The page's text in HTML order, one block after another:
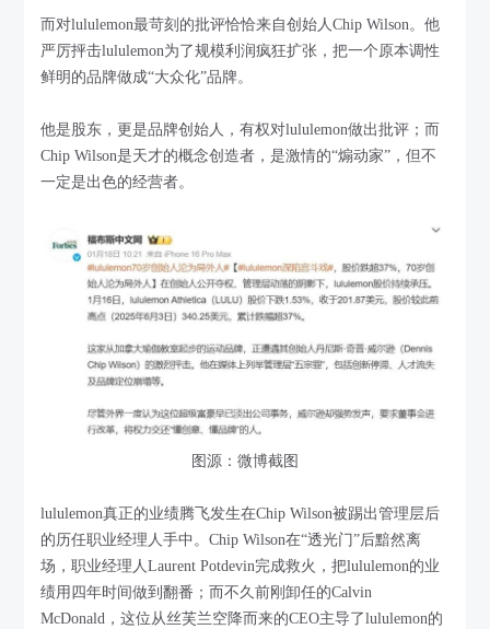
而对lululemon最苛刻的批评恰恰来自创始人Chip Wilson。他
严厉抨击lululemon为了规模利润疯狂扩张，把一个原本调性
鲜明的品牌做成“大众化”品牌。
他是股东，更是品牌创始人，有权对lululemon做出批评；而
Chip Wilson是天才的概念创造者，是激情的“煽动家”，但不
一定是出色的经营者。
图源：微博截图
lululemon真正的业绩腾飞发生在Chip Wilson被踢出管理层后
的历任职业经理人手中。Chip Wilson在“透光门”后黯然离
场，职业经理人Laurent Potdevin完成救火，把lululemon的业
绩用四年时间做到翻番；而不久前刚卸任的Calvin
McDonald，这位从丝芙兰空降而来的CEO主导了lululemon的